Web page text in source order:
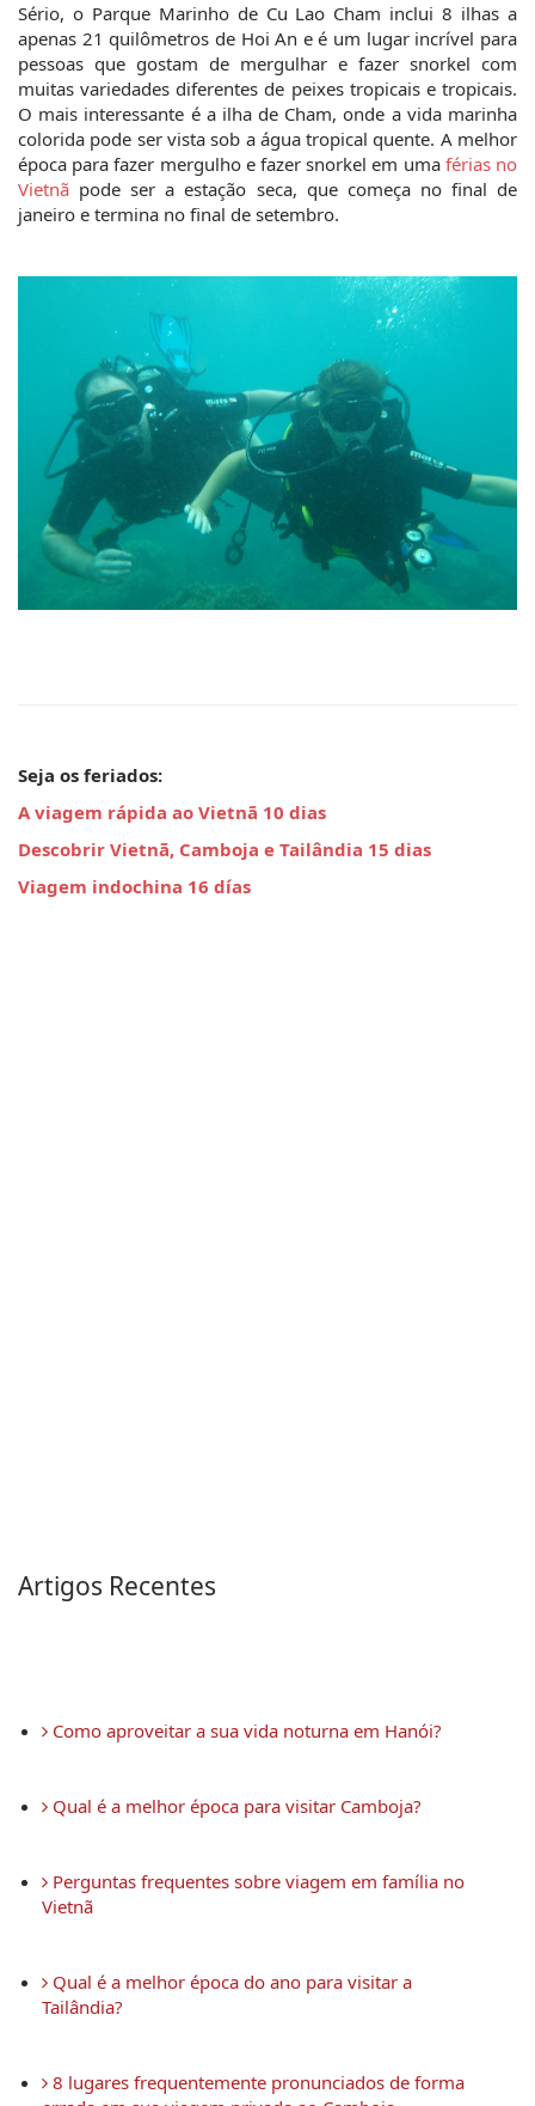
Sério, o Parque Marinho de Cu Lao Cham inclui 8 ilhas a
apenas 21 quilômetros de Hoi An e é um lugar incrível para
pessoas que gostam de mergulhar e fazer snorkel com
muitas variedades diferentes de peixes tropicais e tropicais.
O mais interessante é a ilha de Cham, onde a vida marinha
colorida pode ser vista sob a água tropical quente. A melhor
época para fazer mergulho e fazer snorkel em uma férias no
Vietnã pode ser a estação seca, que começa no final de
janeiro e termina no final de setembro.
Seja os feriados:
A viagem rápida ao Vietnã 10 dias
Descobrir Vietnã, Camboja e Tailândia 15 dias
Viagem indochina 16 días
Artigos Recentes
Como aproveitar a sua vida noturna em Hanói?
Qual é a melhor época para visitar Camboja?
Perguntas frequentes sobre viagem em família no
Vietnã
Qual é a melhor época do ano para visitar a
Tailândia?
8 lugares frequentemente pronunciados de forma